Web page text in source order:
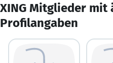
XING Mitglieder mit
Profilangaben